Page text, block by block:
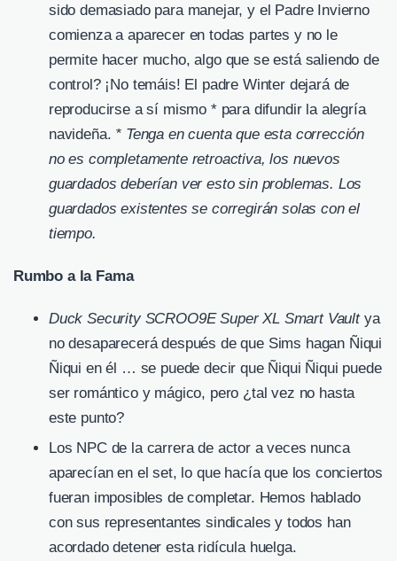
sido demasiado para manejar, y el Padre Invierno
comienza a aparecer en todas partes y no le
permite hacer mucho, algo que se está saliendo de
control? ¡No temáis! El padre Winter dejará de
reproducirse a sí mismo * para difundir la alegría
navideña. * Tenga en cuenta que esta corrección
no es completamente retroactiva, los nuevos
guardados deberían ver esto sin problemas. Los
guardados existentes se corregirán solas con el
tiempo.
Rumbo a la Fama
Duck Security SCROO9E Super XL Smart Vaultya
no desaparecerá después de que Sims hagan Ñiqui
Ñiqui en él … se puede decir que Ñiqui Ñiqui puede
ser romántico y mágico, pero ¿tal vez no hasta
este punto?
Los NPC de la carrera de actor a veces nunca
aparecían en el set, lo que hacía que los conciertos
fueran imposibles de completar. Hemos hablado
con sus representantes sindicales y todos han
acordado detener esta ridícula huelga.